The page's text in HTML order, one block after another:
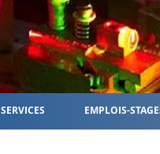
SERVICES EMPLOIS-